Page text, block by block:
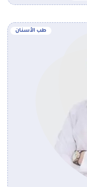
طب الأسنان